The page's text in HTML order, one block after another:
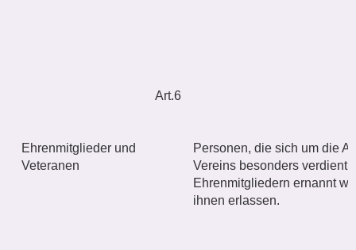
Art.6
Ehrenmitglieder und
Veteranen
Personen, die sich um die
Vereins besonders verdient
Ehrenmitgliedern ernannt
ihnen erlassen.